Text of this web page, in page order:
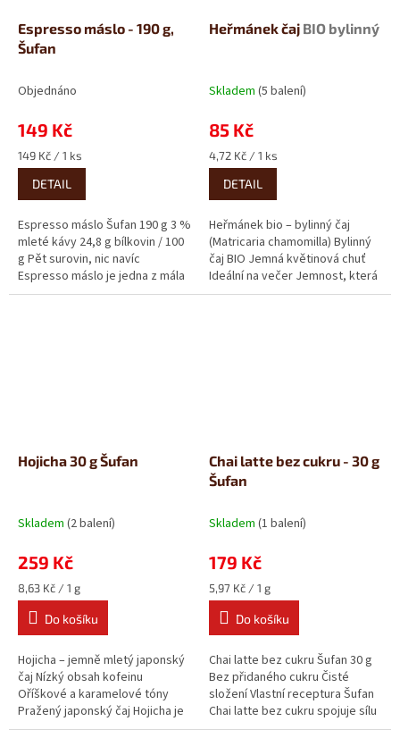
Espresso máslo - 190 g,
Šufan
Objednáno
149 Kč
Měrná
cena:
149 Kč / 1 ks
DETAIL
Espresso máslo Šufan 190 g 3 %
mleté kávy 24,8 g bílkovin / 100
g Pět surovin, nic navíc
Espresso máslo je jedna z mála
ochucených variant,...
Heřmánek čaj BIO bylinný
Skladem (5 balení)
85 Kč
Měrná
cena:
4,72 Kč / 1 ks
DETAIL
Heřmánek bio – bylinný čaj
(Matricaria chamomilla) Bylinný
čaj BIO Jemná květinová chuť
Ideální na večer Jemnost, která
pohladí. Heřmánek patří...
Hojicha 30 g Šufan
Skladem (2 balení)
259 Kč
Měrná
cena:
8,63 Kč / 1 g
Do košíku
Hojicha – jemně mletý japonský
čaj Nízký obsah kofeinu
Oříškové a karamelové tóny
Pražený japonský čaj Hojicha je
skvělou volbou pro ty, kdo...
Chai latte bez cukru - 30 g
Šufan
Skladem (1 balení)
179 Kč
Měrná
cena:
5,97 Kč / 1 g
Do košíku
Chai latte bez cukru Šufan 30 g
Bez přidaného cukru Čisté
složení Vlastní receptura Šufan
Chai latte bez cukru spojuje sílu
indického černého...